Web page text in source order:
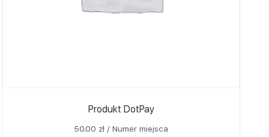
Produkt DotPay
50.00 zł / Numer miejsca